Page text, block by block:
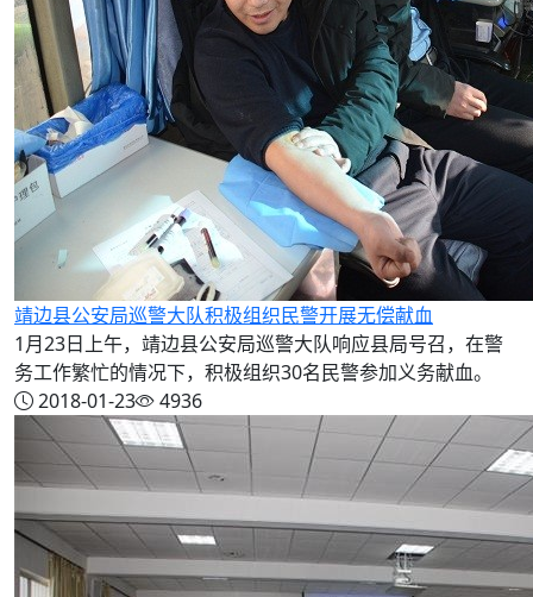
靖边县公安局巡警大队积极组织民警开展无偿献血
1月23日上午，靖边县公安局巡警大队响应县局号召，在警
务工作繁忙的情况下，积极组织30名民警参加义务献血。
2018-01-23
4936